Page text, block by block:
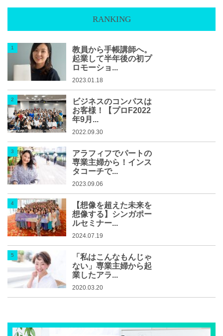
RANKING
教員から手帳講師へ。
起業して半年後の初プ
ロモーショ...
2023.01.18
ビジネスのコンパスは
お客様！【プロF2022
年9月...
2022.09.30
アラフィフでパートの
専業主婦から！インス
タコーチで...
2023.09.06
【想像を超えた未来を
想像する】シンガポー
ルセミナー...
2024.07.19
「私はこんなもんじゃ
ない」専業主婦から起
業したアラ...
2020.03.20